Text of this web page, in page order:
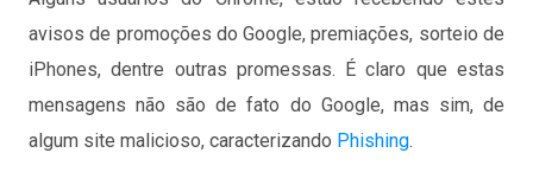
avisos de promoções do Google, premiações, sorteio de
iPhones, dentre outras promessas. É claro que estas
mensagens não são de fato do Google, mas sim, de
algum site malicioso, caracterizando Phishing.